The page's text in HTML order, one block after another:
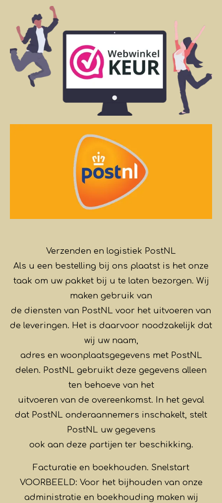
Verzenden en logistiek PostNL
Als u een bestelling bij ons plaatst is het onze
taak om uw pakket bij u te laten bezorgen. Wij
maken gebruik van
de diensten van PostNL voor het uitvoeren van
de leveringen. Het is daarvoor noodzakelijk dat
wij uw naam,
adres en woonplaatsgegevens met PostNL
delen. PostNL gebruikt deze gegevens alleen
ten behoeve van het
uitvoeren van de overeenkomst. In het geval
dat PostNL onderaannemers inschakelt, stelt
PostNL uw gegevens
ook aan deze partijen ter beschikking.
Facturatie en boekhouden. Snelstart
VOORBEELD: Voor het bijhouden van onze
administratie en boekhouding maken wij